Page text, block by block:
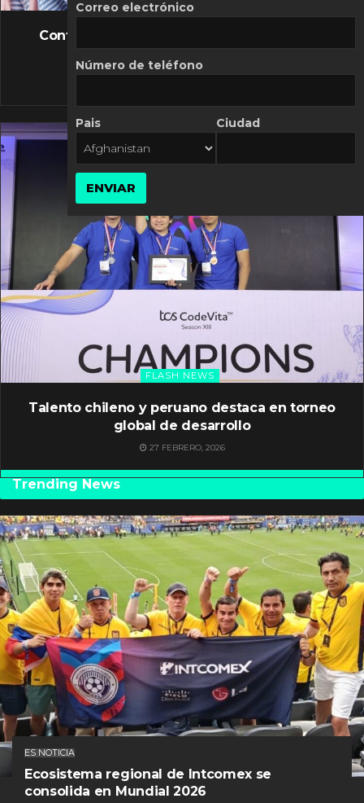
FLASH NEWS
Controversia de Mercado Libre por costos
10 MARZO, 2026
FLASH NEWS
Talento chileno y peruano destaca en torneo
global de desarrollo
27 FEBRERO, 2026
Trending News
ES NOTICIA
Ecosistema regional de Intcomex se
consolida en Mundial 2026
Correo electrónico
Número de teléfono
Pais Ciudad
ENVIAR